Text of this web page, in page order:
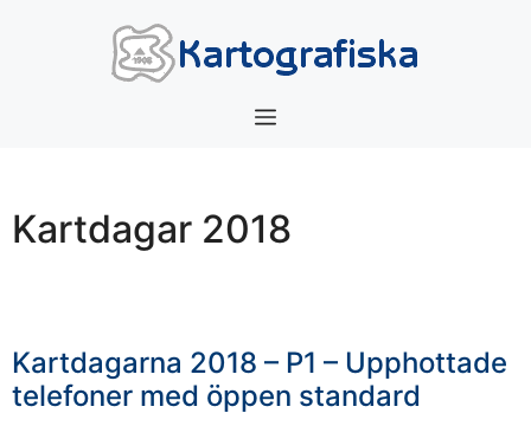
Meny
Kartdagar 2018
Kartdagarna 2018 – P1 – Upphottade
telefoner med öppen standard